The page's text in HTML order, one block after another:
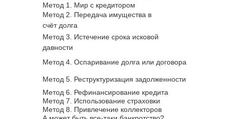
Метод 1. Мир с кредитором
Метод 2. Передача имущества в
счёт долга
Метод 3. Истечение срока исковой
давности
Метод 4. Оспаривание долга или договора
Метод 5. Реструктуризация задолженности
Метод 6. Рефинансирование кредита
Метод 7. Использование страховки
Метод 8. Привлечение коллекторов